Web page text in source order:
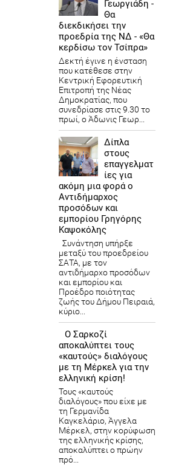
Γεωργιάδη -
Θα
διεκδικήσει την
προεδρία της ΝΔ - «Θα
κερδίσω τον Τσίπρα»
Δεκτή έγινε η ένσταση
που κατέθεσε στην
Κεντρική Εφορευτική
Επιτροπή της Νέας
Δημοκρατίας, που
συνεδρίασε στις 9.30 το
πρωί, ο Άδωνις Γεωρ...
Δίπλα
στους
επαγγελματ
ίες για
ακόμη μια φορά ο
Αντιδήμαρχος
προσόδων και
εμπορίου Γρηγόρης
Καψοκόλης
Συνάντηση υπήρξε
μεταξύ του προεδρείου
ΣΑΤΑ, με τον
αντιδήμαρχο προσόδων
και εμπορίου και
Προέδρο ποιότητας
ζωής του Δήμου Πειραιά,
κύριο...
Ο Σαρκοζί
αποκαλύπτει τους
«καυτούς» διαλόγους
με τη Μέρκελ για την
ελληνική κρίση!
Τους «καυτούς
διαλόγους» που είχε με
τη Γερμανίδα
Καγκελάριο, Άγγελα
Μέρκελ, στην κορύφωση
της ελληνικής κρίσης,
αποκαλύπτει ο πρώην
πρό...